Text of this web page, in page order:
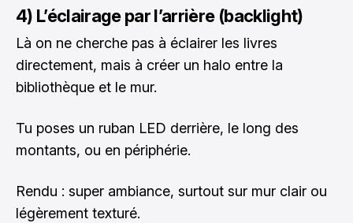
4) L’éclairage par l’arrière (backlight)
Là on ne cherche pas à éclairer les livres
directement, mais à créer un halo entre la
bibliothèque et le mur.
Tu poses un ruban LED derrière, le long des
montants, ou en périphérie.
Rendu : super ambiance, surtout sur mur clair ou
légèrement texturé.